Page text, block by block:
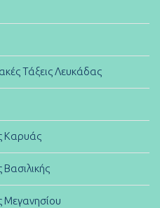
Τάξεις Λευκάδας
Καρυάς
Βασιλικής
Μεγανησίου